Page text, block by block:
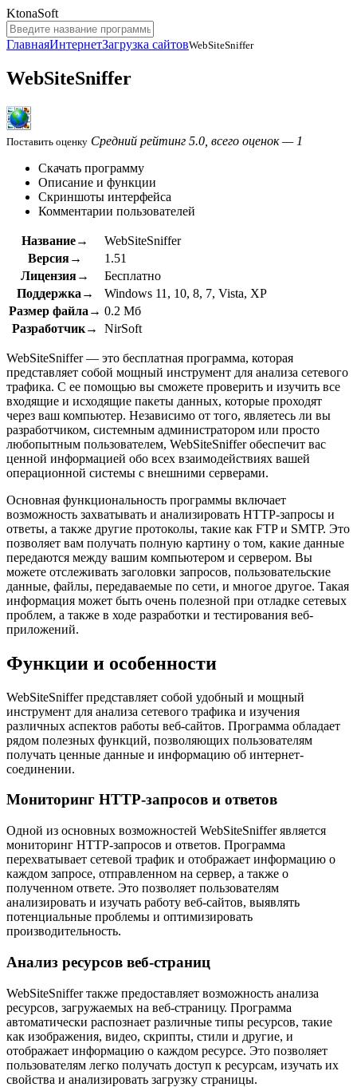
KtonaSoft
ГлавнаяИнтернетЗагрузка сайтовWebSiteSniffer
WebSiteSniffer
Поставить оценку Средний рейтинг 5.0, всего оценок — 1
Скачать программу
Описание и функции
Скриншоты интерфейса
Комментарии пользователей
Название→
WebSiteSniffer
Версия→
1.51
Лицензия→
Бесплатно
Поддержка→
Windows 11, 10, 8, 7, Vista, XP
Размер файла→ 0.2 Мб
Разработчик→
NirSoft
WebSiteSniffer — это бесплатная программа, которая
представляет собой мощный инструмент для анализа сетевого
трафика. С ее помощью вы сможете проверить и изучить все
входящие и исходящие пакеты данных, которые проходят
через ваш компьютер. Независимо от того, являетесь ли вы
разработчиком, системным администратором или просто
любопытным пользователем, WebSiteSniffer обеспечит вас
ценной информацией обо всех взаимодействиях вашей
операционной системы с внешними серверами.
Основная функциональность программы включает
возможность захватывать и анализировать HTTP-запросы и
ответы, а также другие протоколы, такие как FTP и SMTP. Это
позволяет вам получать полную картину о том, какие данные
передаются между вашим компьютером и сервером. Вы
можете отслеживать заголовки запросов, пользовательские
данные, файлы, передаваемые по сети, и многое другое. Такая
информация может быть очень полезной при отладке сетевых
проблем, а также в ходе разработки и тестирования веб-
приложений.
Функции и особенности
WebSiteSniffer представляет собой удобный и мощный
инструмент для анализа сетевого трафика и изучения
различных аспектов работы веб-сайтов. Программа обладает
рядом полезных функций, позволяющих пользователям
получать ценные данные и информацию об интернет-
соединении.
Мониторинг HTTP-запросов и ответов
Одной из основных возможностей WebSiteSniffer является
мониторинг HTTP-запросов и ответов. Программа
перехватывает сетевой трафик и отображает информацию о
каждом запросе, отправленном на сервер, а также о
полученном ответе. Это позволяет пользователям
анализировать и изучать работу веб-сайтов, выявлять
потенциальные проблемы и оптимизировать
производительность.
Анализ ресурсов веб-страниц
WebSiteSniffer также предоставляет возможность анализа
ресурсов, загружаемых на веб-страницу. Программа
автоматически распознает различные типы ресурсов, такие
как изображения, видео, скрипты, стили и другие, и
отображает информацию о каждом ресурсе. Это позволяет
пользователям легко получать доступ к ресурсам, изучать их
свойства и анализировать загрузку страницы.